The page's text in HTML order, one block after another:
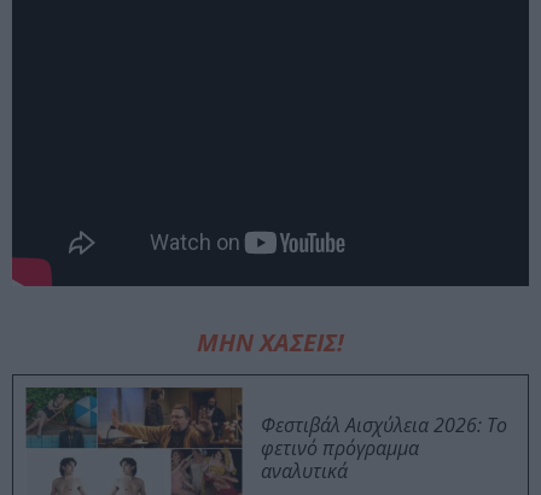
ΜΗΝ ΧΑΣΕΙΣ!
Φεστιβάλ Αισχύλεια 2026: Το
φετινό πρόγραμμα
αναλυτικά